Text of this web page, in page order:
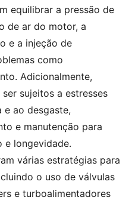
equilibrar a pressão de
de ar do motor, a
e a injeção de
como
Adicionalmente,
sujeitos a estresses
e ao desgaste,
e manutenção para
e longevidade.
várias estratégias para
o uso de válvulas
e turboalimentadores